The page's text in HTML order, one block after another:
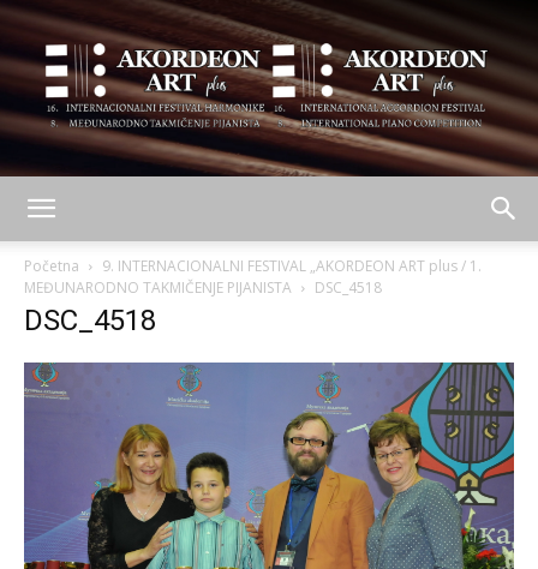
plus
Početna
9. INTERNACIONALNI FESTIVAL „AKORDEON ART plus / 1.
MEĐUNARODNO TAKMIČENJE PIJANISTA
DSC_4518
DSC_4518